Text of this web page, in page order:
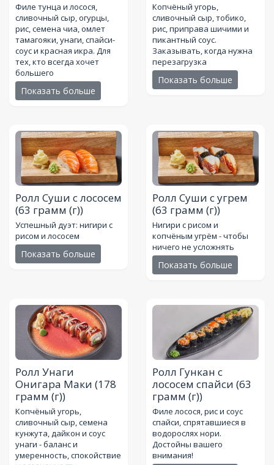
Филе тунца и лосося,
сливочный сыр, огурцы,
рис, семена чиа, омлет
тамагояки, унаги, спайси-
соус и красная икра. Для
тех, кто всегда хочет
большего
Показать больше
Копчёный угорь,
сливочный сыр, тобико,
рис, приправа шичими и
пикантный соус.
Заказывать, когда нужна
перезагрузка
Показать больше
Ролл Суши с лососем
(63 грамм (г))
Успешный дуэт: нигири с
рисом и лососем
Показать больше
Ролл Суши с угрем
(63 грамм (г))
Нигири с рисом и
копчёным угрём - чтобы
ничего не усложнять
Показать больше
Ролл Унаги
Онигара Маки (178
грамм (г))
Копчёный угорь,
сливочный сыр, семена
кунжута, дайкон и соус
унаги - баланс и
умеренность, спокойствие
Ролл Гункан с
лососем спайси (63
грамм (г))
Филе лосося, рис и соус
спайси, спрятавшиеся в
водорослях нори.
Достойны вашего
внимания!